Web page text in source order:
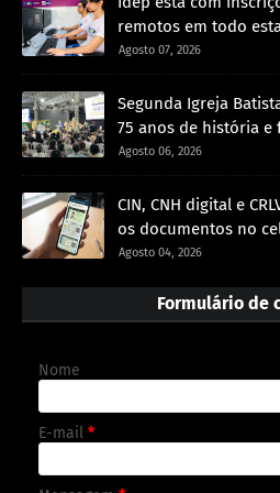
remotos em todo
Agosto 07, 2026
Segunda Igreja
75 anos de história e
Agosto 06, 2026
CIN, CNH digital e
os documentos no
Agosto 04, 2026
Formulário de
Nome
E-mail *